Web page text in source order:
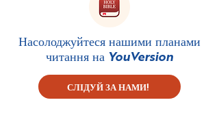
Насолоджуйтеся нашими планами
читання на YouVersion
СЛІДУЙ ЗА НАМИ!